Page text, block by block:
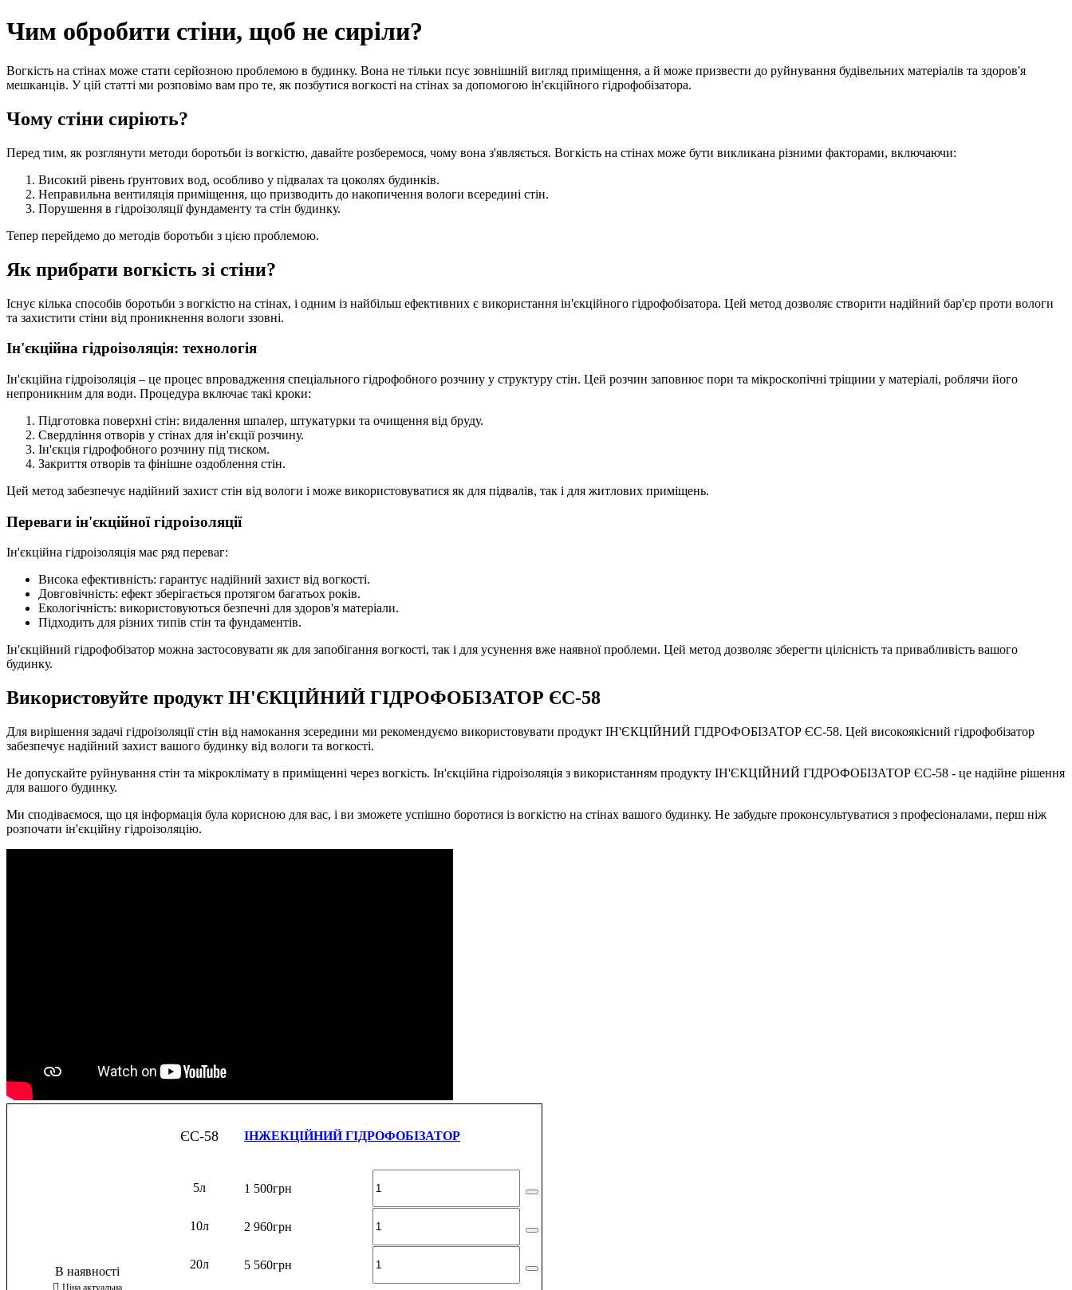
Чим обробити стіни, щоб не сиріли?
Вогкість на стінах може стати серйозною проблемою в будинку. Вона не тільки псує зовнішній вигляд приміщення, а й може призвести до руйнування будівельних матеріалів та здоров'я
мешканців. У цій статті ми розповімо вам про те, як позбутися вогкості на стінах за допомогою ін'єкційного гідрофобізатора.
Чому стіни сиріють?
Перед тим, як розглянути методи боротьби із вогкістю, давайте розберемося, чому вона з'являється. Вогкість на стінах може бути викликана різними факторами, включаючи:
Високий рівень ґрунтових вод, особливо у підвалах та цоколях будинків.
Неправильна вентиляція приміщення, що призводить до накопичення вологи всередині стін.
Порушення в гідроізоляції фундаменту та стін будинку.
Тепер перейдемо до методів боротьби з цією проблемою.
Як прибрати вогкість зі стіни?
Існує кілька способів боротьби з вогкістю на стінах, і одним із найбільш ефективних є використання ін'єкційного гідрофобізатора. Цей метод дозволяє створити надійний бар'єр проти вологи
та захистити стіни від проникнення вологи ззовні.
Ін'єкційна гідроізоляція: технологія
Ін'єкційна гідроізоляція – це процес впровадження спеціального гідрофобного розчину у структуру стін. Цей розчин заповнює пори та мікроскопічні тріщини у матеріалі, роблячи його
непроникним для води. Процедура включає такі кроки:
Підготовка поверхні стін: видалення шпалер, штукатурки та очищення від бруду.
Свердління отворів у стінах для ін'єкції розчину.
Ін'єкція гідрофобного розчину під тиском.
Закриття отворів та фінішне оздоблення стін.
Цей метод забезпечує надійний захист стін від вологи і може використовуватися як для підвалів, так і для житлових приміщень.
Переваги ін'єкційної гідроізоляції
Ін'єкційна гідроізоляція має ряд переваг:
Висока ефективність: гарантує надійний захист від вогкості.
Довговічність: ефект зберігається протягом багатьох років.
Екологічність: використовуються безпечні для здоров'я матеріали.
Підходить для різних типів стін та фундаментів.
Ін'єкційний гідрофобізатор можна застосовувати як для запобігання вогкості, так і для усунення вже наявної проблеми. Цей метод дозволяє зберегти цілісність та привабливість вашого
будинку.
Використовуйте продукт ІН'ЄКЦІЙНИЙ ГІДРОФОБІЗАТОР ЄС-58
Для вирішення задачі гідроізоляції стін від намокання зсередини ми рекомендуємо використовувати продукт ІН'ЄКЦІЙНИЙ ГІДРОФОБІЗАТОР ЄС-58. Цей високоякісний гідрофобізатор
забезпечує надійний захист вашого будинку від вологи та вогкості.
Не допускайте руйнування стін та мікроклімату в приміщенні через вогкість. Ін'єкційна гідроізоляція з використанням продукту ІН'ЄКЦІЙНИЙ ГІДРОФОБІЗАТОР ЄС-58 - це надійне рішення
для вашого будинку.
Ми сподіваємося, що ця інформація була корисною для вас, і ви зможете успішно боротися із вогкістю на стінах вашого будинку. Не забудьте проконсультуватися з професіоналами, перш ніж
розпочати ін'єкційну гідроізоляцію.
ЄС-58 ІНЖЕКЦІЙНИЙ ГІДРОФОБІЗАТОР
5л 1 500грн
10л 2 960грн
20л 5 560грн